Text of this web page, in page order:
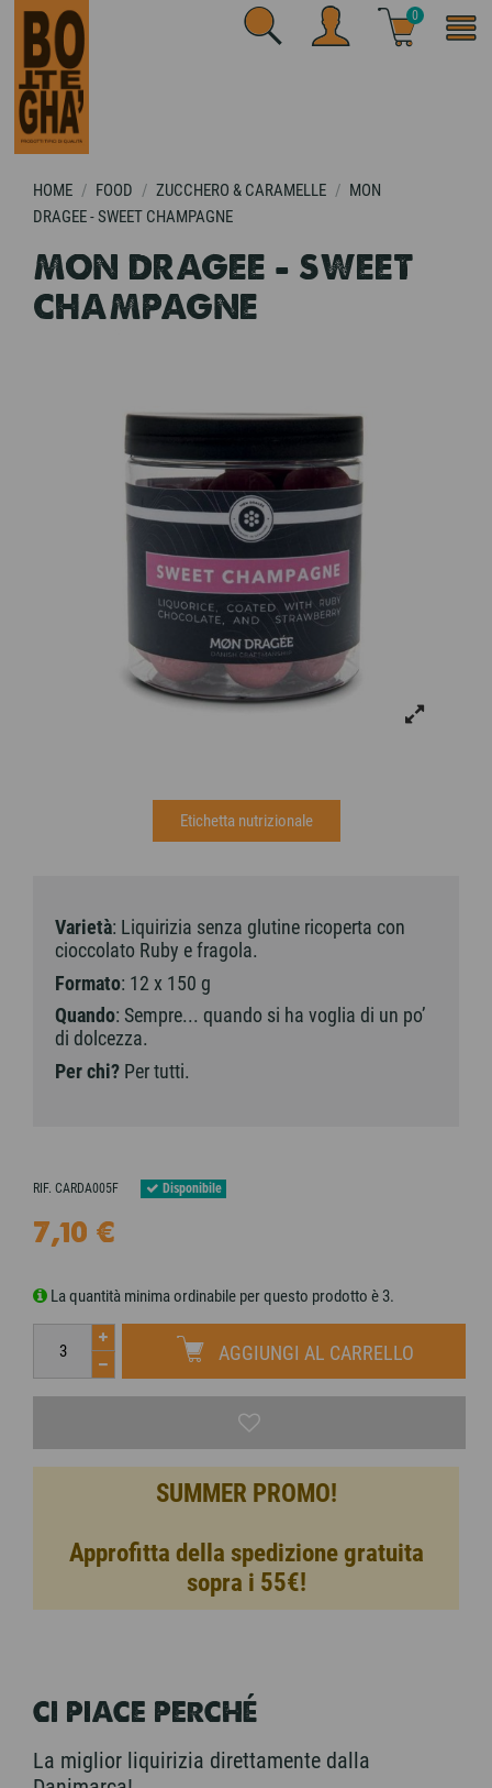
0
HOME FOOD ZUCCHERO & CARAMELLE
MON
DRAGEE - SWEET CHAMPAGNE
MON DRAGEE - SWEET
CHAMPAGNE
Etichetta nutrizionale
Varietà: Liquirizia senza glutine ricoperta con
cioccolato Ruby e fragola.
Formato: 12 x 150 g
Quando: Sempre... quando si ha voglia di un po’
di dolcezza.
Per chi? Per tutti.
RIF. CARDA005F Disponibile
7,10 €
La quantità minima ordinabile per questo prodotto è 3.
AGGIUNGI AL CARRELLO
SUMMER PROMO!
Approfitta della spedizione gratuita
sopra i 55€!
CI PIACE PERCHÉ
La miglior liquirizia direttamente dalla